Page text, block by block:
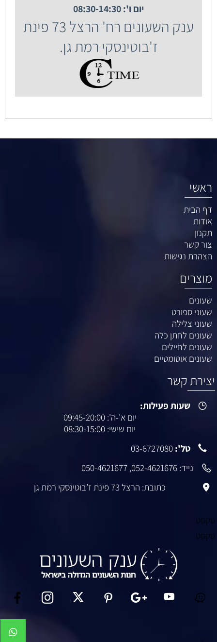
יום ו': 08:30-14:30
ענק השעונים רח' הרצל 73 פינת
ז'בוטינסקי רמת גן.
ראשי
דף הבית
אודות
תקנון
צור קשר
הצהרת נגישות
מוצרים
שעונים
שעוני ספורט
שעוני צלילה
שעונים לחתן כלה
שעונים לחיילים
שעונים אוטומטיים
יצירת קשר
שעות פעילות:
יום א'-ה': 09:45-20:00
יום שישי: 08:30-15:00
טל': 03-6727080
נייד: 052-4621676
,
050-4621677
כתובת: הרצל 73 פינת ז’בוטינסקי רמת גן
טקסט
טקסט